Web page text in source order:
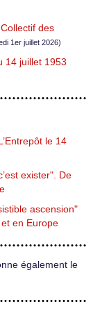
des
1er juillet 2026)
14 juillet 1953
le 14
exister". De
ascension"
en Europe
également le